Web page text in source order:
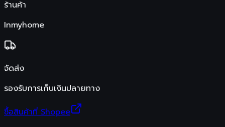
ร้านค้า
Inmyhome
จัดส่ง
รองรับการเก็บเงินปลายทาง
ซื้อสินค้าที่ Shopee